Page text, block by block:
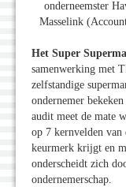
onderneemster
Masselink
Het Super
samenwerking met
zelfstandige
ondernemer
audit meet de mate
op 7 kernvelden van
keurmerk krijgt en
onderscheidt zich
ondernemerschap.